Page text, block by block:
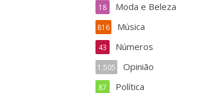
Moda e Beleza
18
Música
816
Números
43
Opinião
1.505
Política
87